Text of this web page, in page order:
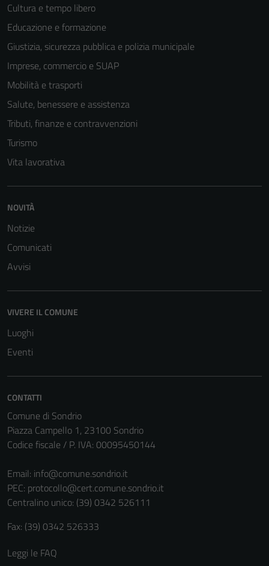
Cultura e tempo libero
Educazione e formazione
Giustizia, sicurezza pubblica e polizia municipale
Imprese, commercio e SUAP
Mobilità e trasporti
Salute, benessere e assistenza
Tributi, finanze e contravvenzioni
Turismo
Vita lavorativa
NOVITÀ
Notizie
Comunicati
Avvisi
VIVERE IL COMUNE
Luoghi
Eventi
CONTATTI
Comune di Sondrio
Piazza Campello 1, 23100 Sondrio
Codice fiscale / P. IVA: 00095450144
Email: info@comune.sondrio.it
PEC: protocollo@cert.comune.sondrio.it
Centralino unico: (39) 0342 526111
Fax: (39) 0342 526333
Leggi le FAQ